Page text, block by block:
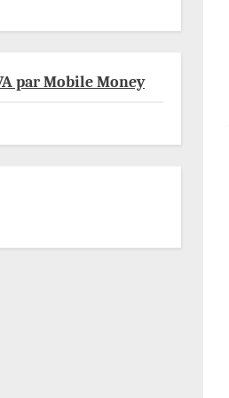
par Mobile Money